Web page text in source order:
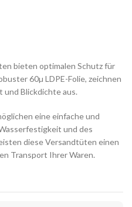
bieten optimalen Schutz für
60µ LDPE-Folie, zeichnen
und Blickdichte aus.
eine einfache und
und des
diese Versandtüten einen
Transport Ihrer Waren.